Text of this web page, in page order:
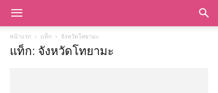
หน้าแรก แท็ก จังหวัดโทยามะ
แท็ก: จังหวัดโทยามะ